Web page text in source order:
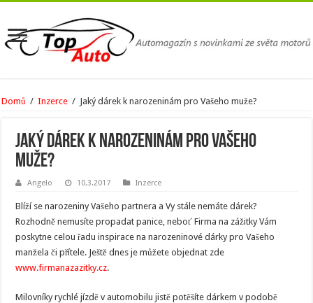
Domů / Inzerce / Jaký dárek k narozeninám pro Vašeho muže?
Jaký dárek k narozeninám pro Vašeho
muže?
Angelo 10.3.2017 Inzerce
Blíží se narozeniny Vašeho partnera a Vy stále nemáte dárek?
Rozhodně nemusíte propadat panice, neboť Firma na zážitky Vám
poskytne celou řadu inspirace na narozeninové dárky pro Vašeho
manžela či přítele. Ještě dnes je můžete objednat zde
www.firmanazazitky.cz.
Milovníky rychlé jízdě v automobilu jistě potěšíte dárkem v podobě